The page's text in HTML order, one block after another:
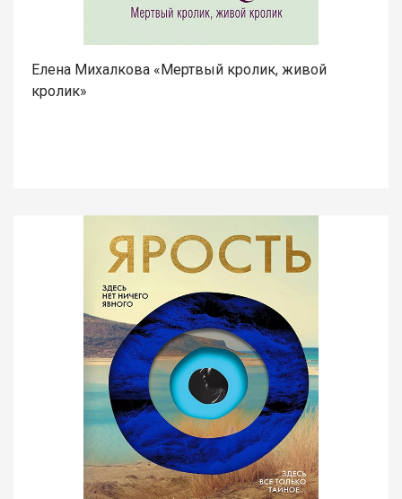
Елена Михалкова «Мертвый кролик, живой
кролик»